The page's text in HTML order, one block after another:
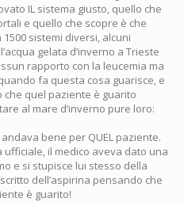
IL sistema giusto, quello che
e quello che scopre è che
sistemi diversi, alcuni
gelata d’inverno a Trieste
rapporto con la leucemia ma
fa questa cosa guarisce, e
che quel paziente è guarito
al mare d’inverno pure loro:
bene per QUEL paziente.
il medico aveva dato una
e si stupisce lui stesso della
dell’aspirina pensando che
è guarito!